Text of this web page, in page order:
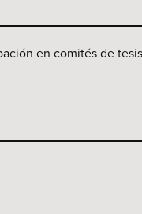
en comités de